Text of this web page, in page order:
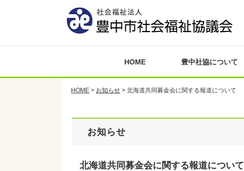
HOME 豊中社協について
HOME > お知らせ > 北海道共同募金会に関する報道について
お知らせ
北海道共同募金会に関する報道について